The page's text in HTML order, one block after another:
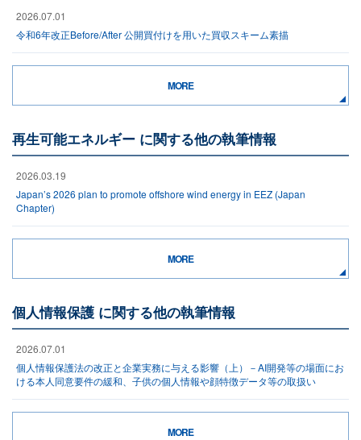
2026.07.01
令和6年改正Before/After 公開買付けを用いた買収スキーム素描
MORE
再生可能エネルギー に関する他の執筆情報
2026.03.19
Japan’s 2026 plan to promote offshore wind energy in EEZ (Japan
Chapter)
MORE
個人情報保護 に関する他の執筆情報
2026.07.01
個人情報保護法の改正と企業実務に与える影響（上）－AI開発等の場面にお
ける本人同意要件の緩和、子供の個人情報や顔特徴データ等の取扱い
MORE